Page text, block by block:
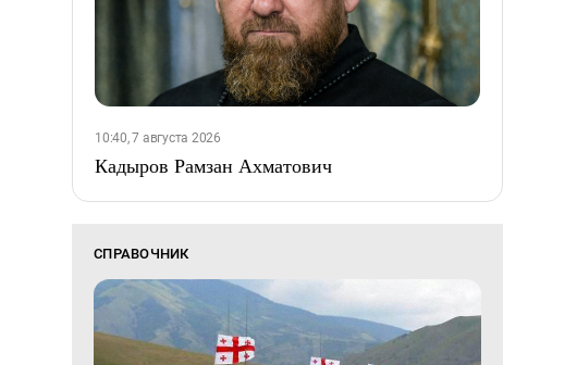
10:40, 7 августа 2026
Кадыров Рамзан Ахматович
СПРАВОЧНИК